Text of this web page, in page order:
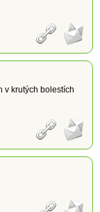
v krutých bolestích